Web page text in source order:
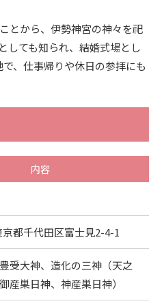
とから、伊勢神宮の神々を祀
しても知られ、結婚式場とし
、仕事帰りや休日の参拝にも
内容
京都千代田区富士見2-4-1
受大神、造化の三神（天之
産巣日神、神産巣日神）